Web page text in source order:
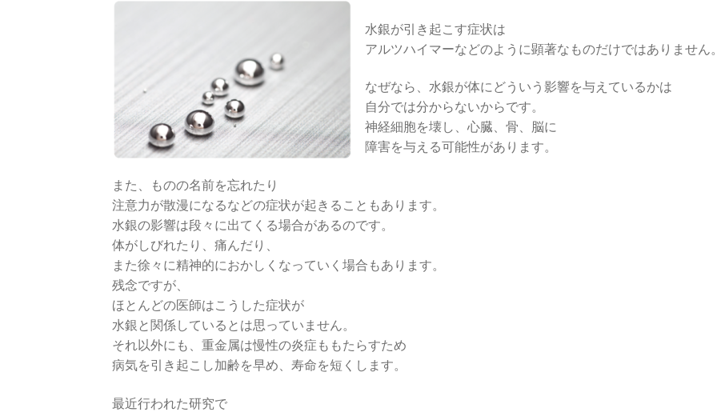
水銀が引き起こす症状は
アルツハイマーなどのように顕著なものだけではありません。
なぜなら、水銀が体にどういう影響を与えているかは
自分では分からないからです。
神経細胞を壊し、心臓、骨、脳に
障害を与える可能性があります。
また、ものの名前を忘れたり
注意力が散漫になるなどの症状が起きることもあります。
水銀の影響は段々に出てくる場合があるのです。
体がしびれたり、痛んだり、
また徐々に精神的におかしくなっていく場合もあります。
残念ですが、
ほとんどの医師はこうした症状が
水銀と関係しているとは思っていません。
それ以外にも、重金属は慢性の炎症ももたらすため
病気を引き起こし加齢を早め、寿命を短くします。
最近行われた研究で